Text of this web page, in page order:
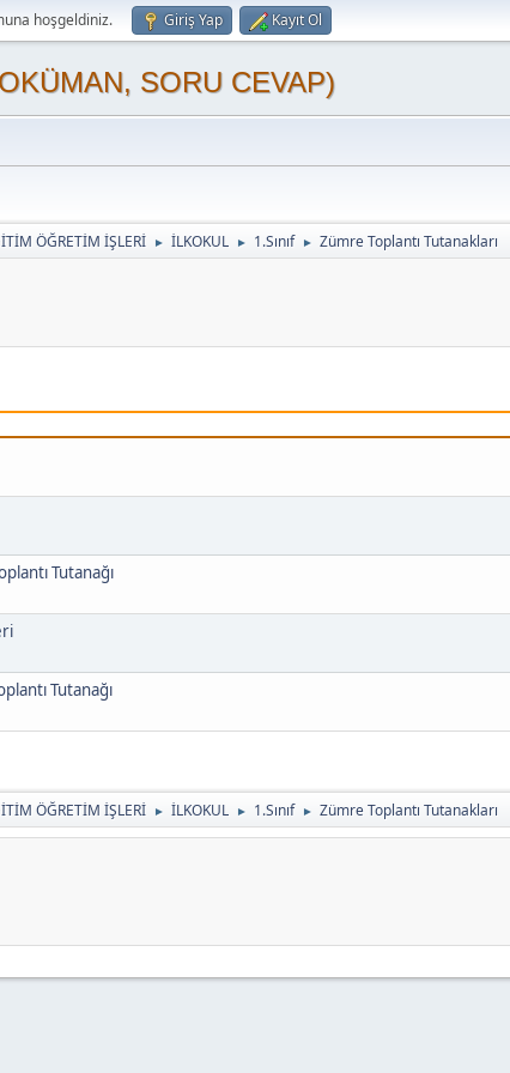
hoşgeldiniz. Giriş Yap Kayıt Ol
SORU CEVAP)
ÖĞRETİM İŞLERİ ► İLKOKUL ► 1.Sınıf ► Zümre Toplantı Tutanakları
Tutanağı
Tutanağı
ÖĞRETİM İŞLERİ ► İLKOKUL ► 1.Sınıf ► Zümre Toplantı Tutanakları